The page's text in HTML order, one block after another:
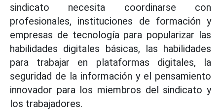
sindicato necesita coordinarse con
profesionales, instituciones de formación y
empresas de tecnología para popularizar las
habilidades digitales básicas, las habilidades
para trabajar en plataformas digitales, la
seguridad de la información y el pensamiento
innovador para los miembros del sindicato y
los trabajadores.